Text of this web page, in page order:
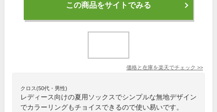
この商品をサイトでみる
価格と在庫を楽天でチェック >>
クロス(50代・男性)
レディース向けの夏用ソックスでシンプルな無地デザイン
でカラーリングもチョイスできるので使い易いです。